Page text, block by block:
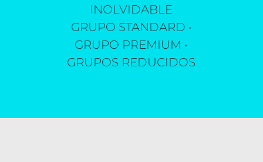
INOLVIDABLE
GRUPO STANDARD •
GRUPO PREMIUM •
GRUPOS REDUCIDOS